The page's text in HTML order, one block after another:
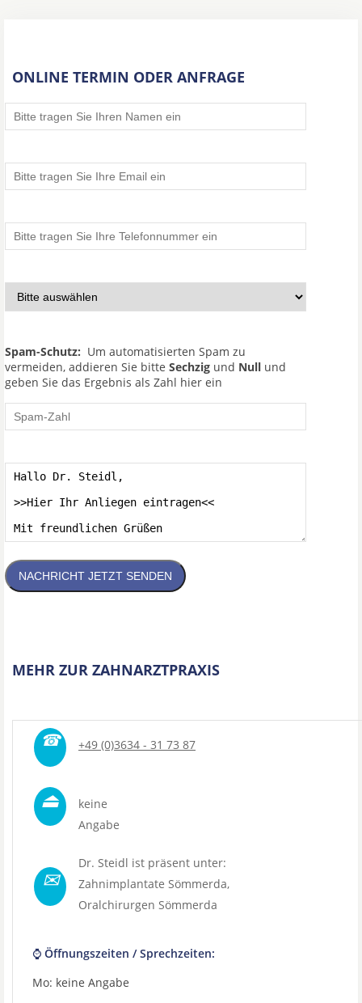
ONLINE TERMIN ODER ANFRAGE
Spam-Schutz: Um automatisierten Spam zu
vermeiden, addieren Sie bitte Sechzig und Null und
geben Sie das Ergebnis als Zahl hier ein
NACHRICHT JETZT SENDEN
MEHR ZUR ZAHNARZTPRAXIS
☎ +49 (0)3634 - 31 73 87
⏏
keine
Angabe
✉
Dr. Steidl ist präsent unter:
Zahnimplantate Sömmerda,
Oralchirurgen Sömmerda
⌚ Öffnungszeiten / Sprechzeiten:
Mo: keine Angabe